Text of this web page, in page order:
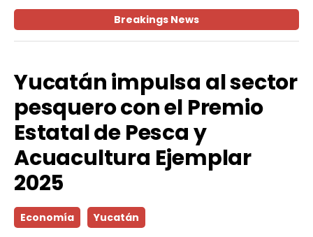
Breakings News
Yucatán impulsa al sector
pesquero con el Premio
Estatal de Pesca y
Acuacultura Ejemplar
2025
Economía Yucatán